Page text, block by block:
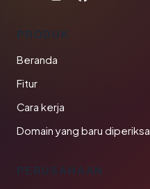
PRODUK
Beranda
Fitur
Cara kerja
Domain yang baru diperiksa
PERUSAHAAN